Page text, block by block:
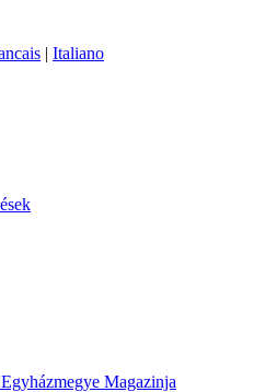
| Italiano
Magazinja